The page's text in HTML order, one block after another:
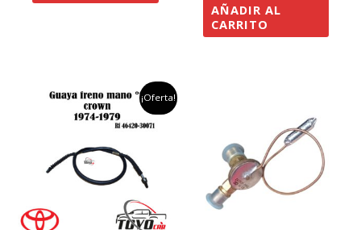
AÑADIR AL
CARRITO
¡Oferta!
el
precio
original
era:
$200,000.
el
precio
actual
es: